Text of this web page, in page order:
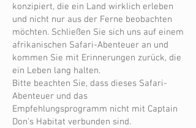
konzipiert, die ein Land wirklich erleben
und nicht nur aus der Ferne beobachten
möchten. Schließen Sie sich uns auf einem
afrikanischen Safari-Abenteuer an und
kommen Sie mit Erinnerungen zurück, die
ein Leben lang halten.
Bitte beachten Sie, dass dieses Safari-
Abenteuer und das
Empfehlungsprogramm nicht mit Captain
Don's Habitat verbunden sind.